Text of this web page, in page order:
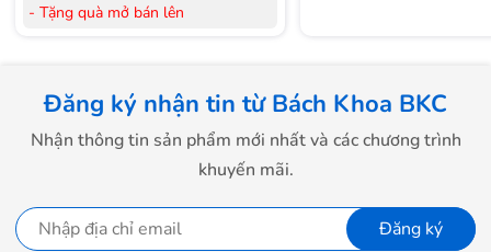
- Tặng quà mở bán lên
mua Laptop
- Tặng Voucher trị giá150.000đkhi
mua Máy lọc Không khí
- Cam kết hàng mới 100%.
Hà Nội, Hồ Chí Minh
- Vận chuyển Toàn Quốc.
Đăng ký nhận tin từ Bách Khoa BKC
Nhận thông tin sản phẩm mới nhất và các chương trình
khuyến mãi.
Đăng ký